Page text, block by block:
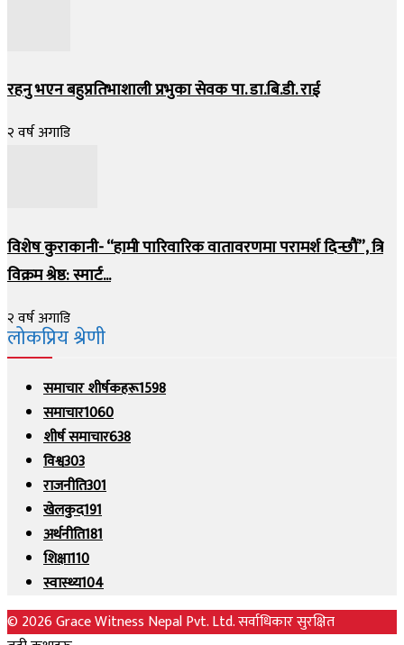
रहनु भएन बहुप्रतिभाशाली प्रभुका सेवक पा. डा.बि.डी. राई
२ वर्ष अगाडि
विशेष कुराकानी- “हामी पारिवारिक वातावरणमा परामर्श दिन्छौं”, त्रि
विक्रम श्रेष्ठ: स्मार्ट...
२ वर्ष अगाडि
लोकप्रिय श्रेणी
समाचार शीर्षकहरू1598
समाचार1060
शीर्ष समाचार638
विश्व303
राजनीति301
खेलकुद191
अर्थनीति181
शिक्षा110
स्वास्थ्य104
© 2026 Grace Witness Nepal Pvt. Ltd. सर्वाधिकार सुरक्षित